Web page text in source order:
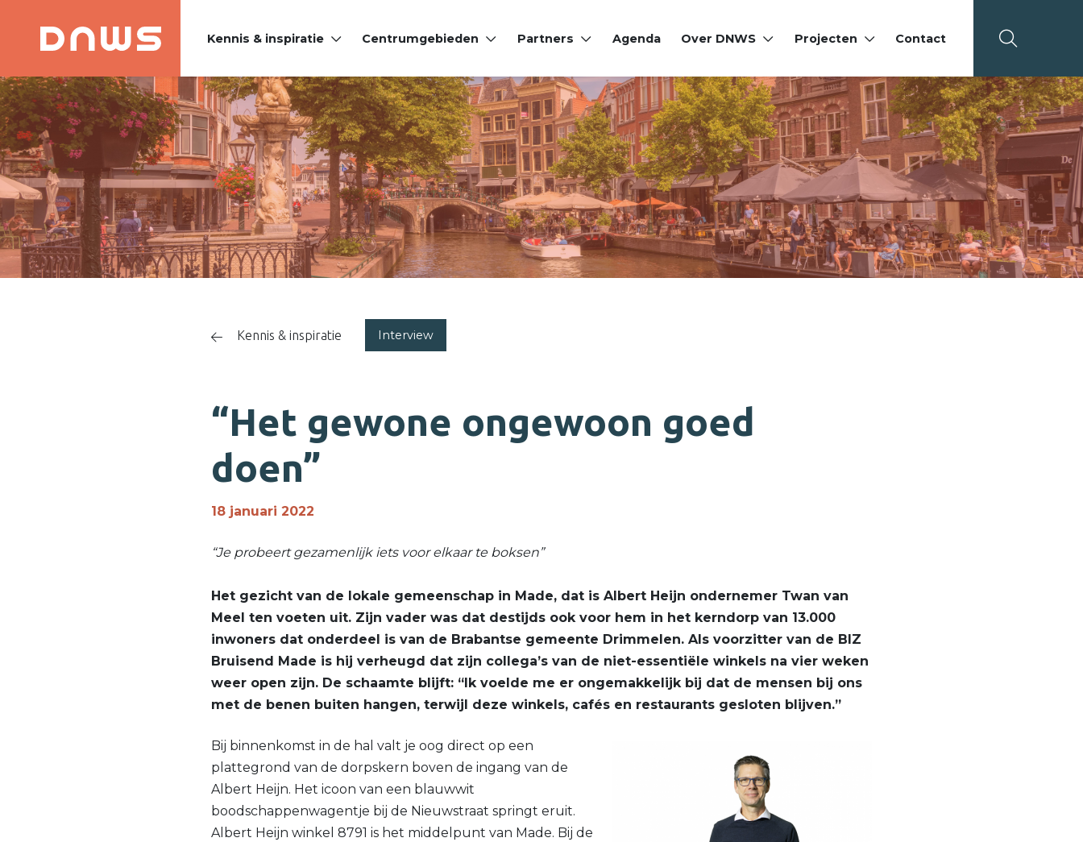
NIEUWE
WINKELSTRAAT
Kennis & inspiratie Centrumgebieden Partners Agenda Over DNWS Projecten Contact
Kennis & inspiratie Interview
“Het gewone ongewoon goed
doen”
18 januari 2022
“Je probeert gezamenlijk iets voor elkaar te boksen”
Het gezicht van de lokale gemeenschap in Made, dat is Albert Heijn ondernemer Twan van
Meel ten voeten uit. Zijn vader was dat destijds ook voor hem in het kerndorp van 13.000
inwoners dat onderdeel is van de Brabantse gemeente Drimmelen. Als voorzitter van de BIZ
Bruisend Made is hij verheugd dat zijn collega’s van de niet-essentiële winkels na vier weken
weer open zijn. De schaamte blijft: “Ik voelde me er ongemakkelijk bij dat de mensen bij ons
met de benen buiten hangen, terwijl deze winkels, cafés en restaurants gesloten blijven.”
Bij binnenkomst in de hal valt je oog direct op een
plattegrond van de dorpskern boven de ingang van de
Albert Heijn. Het icoon van een blauwwit
boodschappenwagentje bij de Nieuwstraat springt eruit.
Albert Heijn winkel 8791 is het middelpunt van Made. Bij de